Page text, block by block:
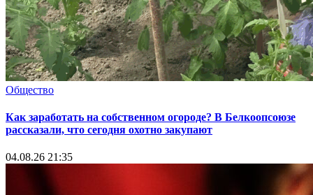
Общество
Как заработать на собственном огороде? В Белкоопсоюзе
рассказали, что сегодня охотно закупают
04.08.26 21:35